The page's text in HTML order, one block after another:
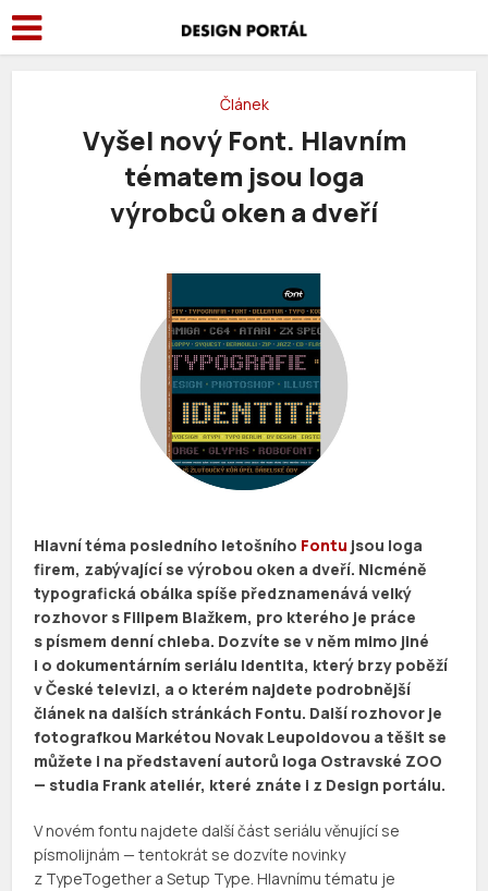
Článek
Vyšel nový Font. Hlavním
tématem jsou loga
výrobců oken a dveří
Hlavní téma posledního letošního Fontu jsou loga
firem, zabývající se výrobou oken a dveří. Nicméně
typografická obálka spíše předznamenává velký
rozhovor s Filipem Blažkem, pro kterého je práce
s písmem denní chleba. Dozvíte se v něm mimo jiné
i o dokumentárním seriálu Identita, který brzy poběží
v České televizi, a o kterém najdete podrobnější
článek na dalších stránkách Fontu. Další rozhovor je
fotografkou Markétou Novak Leupoldovou a těšit se
můžete i na představení autorů loga Ostravské ZOO
— studia Frank ateliér, které znáte i z Design portálu.
V novém fontu najdete další část seriálu věnující se
písmolijnám — tentokrát se dozvíte novinky
z TypeTogether a Setup Type. Hlavnímu tématu je